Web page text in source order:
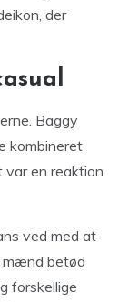
der
Baggy
kombineret
var en reaktion
ved med at
mænd betød
forskellige